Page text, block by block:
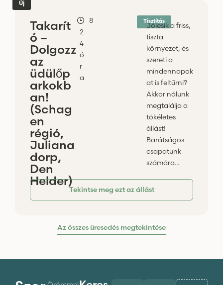
Az összes üresedés megtekintése
Új
Takarít
ó –
Dolgozz
az
üdülőp
arkokb
an!
(Schag
en
régió,
Juliana
dorp,
Den
Helder)
8
-
2
4
ó
r
a
Tisztítás
Jólesik a friss,
tiszta
környezet, és
szereti a
mindennapok
at is feltűrni?
Akkor nálunk
megtalálja a
tökéletes
állást!
Barátságos
csapatunk
számára...
Tekintse meg ezt az állást